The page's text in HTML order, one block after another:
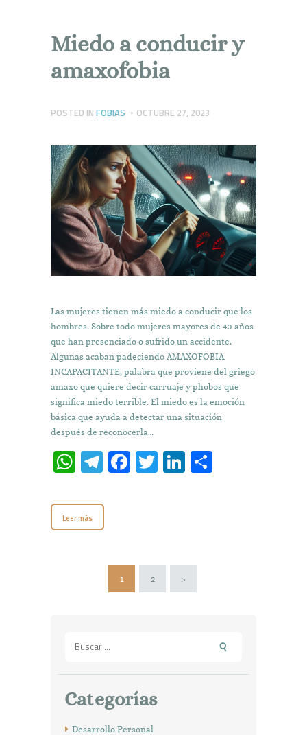
Miedo a conducir y
amaxofobia
POSTED IN FOBIAS OCTUBRE 27, 2023
Las mujeres tienen más miedo a conducir que los
hombres. Sobre todo mujeres mayores de 40 años
que han presenciado o sufrido un accidente.
Algunas acaban padeciendo AMAXOFOBIA
INCAPACITANTE, palabra que proviene del griego
amaxo que quiere decir carruaje y phobos que
significa miedo terrible. El miedo es la emoción
básica que ayuda a detectar una situación
después de reconocerla…
W
at
s
T
e
gr
m
Fa
k
T
Li
n
Leer más
PaginaciónPAGE
1 PAGE
2 >
Categorías
Desarrollo Personal